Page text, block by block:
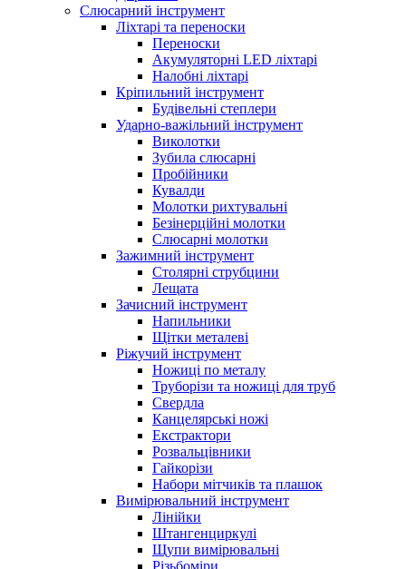
Слюсарний інструмент
Ліхтарі та переноски
Переноски
Акумуляторні LED ліхтарі
Налобні ліхтарі
Кріпильний інструмент
Будівельні степлери
Ударно-важільний інструмент
Виколотки
Зубила слюсарні
Пробійники
Кувалди
Молотки рихтувальні
Безінерційні молотки
Слюсарні молотки
Зажимний інструмент
Столярні струбцини
Лещата
Зачисний інструмент
Напильники
Щітки металеві
Ріжучий інструмент
Ножиці по металу
Труборізи та ножиці для труб
Свердла
Канцелярські ножі
Екстрактори
Розвальцівники
Гайкорізи
Набори мітчиків та плашок
Вимірювальний інструмент
Лінійки
Штангенциркулі
Щупи вимірювальні
Різьбоміри